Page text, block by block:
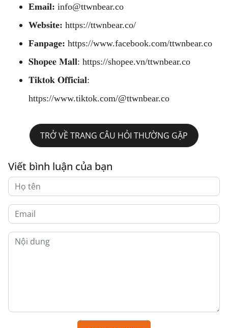
Email: info@ttwnbear.co
Website: https://ttwnbear.co/
Fanpage: https://www.facebook.com/ttwnbear.co
𝐒𝐡𝐨𝐩𝐞𝐞 𝐌𝐚𝐥𝐥: https://shopee.vn/ttwnbear.co
𝐓𝐢𝐤𝐭𝐨𝐤 𝐎𝐟𝐟𝐢𝐜𝐢𝐚𝐥:
https://www.tiktok.com/@ttwnbear.co
TRỞ VỀ TRANG CÂU HỎI THƯỜNG GẶP
Viết bình luận của bạn